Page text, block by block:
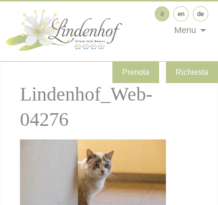
Prenota Richiesta
it en de
Menu
Lindenhof_Web-
04276